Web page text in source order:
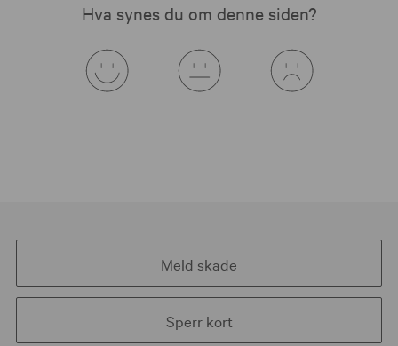
Hva synes du om denne siden?
Meld skade
Sperr kort